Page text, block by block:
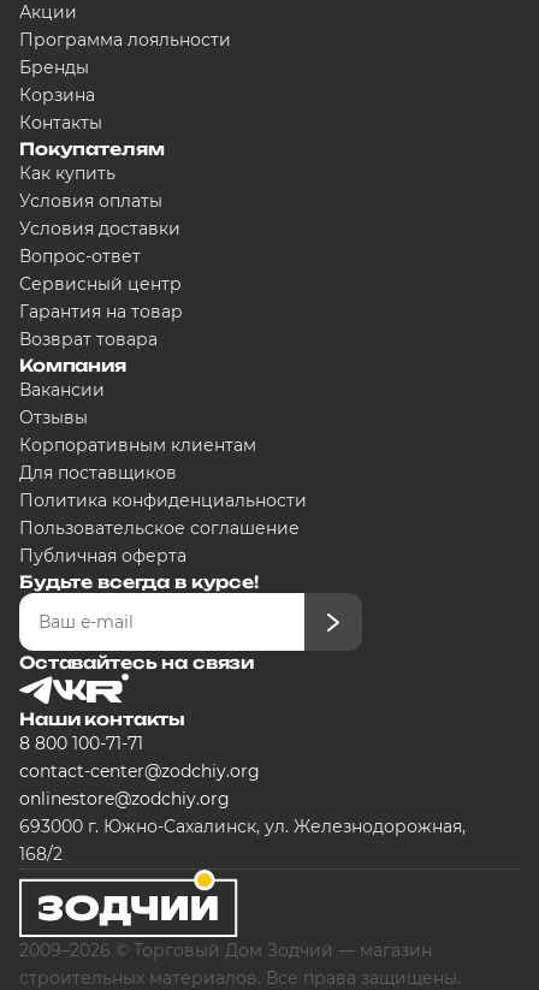
Акции
Программа лояльности
Бренды
Корзина
Контакты
Покупателям
Как купить
Условия оплаты
Условия доставки
Вопрос-ответ
Сервисный центр
Гарантия на товар
Возврат товара
Компания
Вакансии
Отзывы
Корпоративным клиентам
Для поставщиков
Политика конфиденциальности
Пользовательское соглашение
Публичная оферта
Будьте всегда в курсе!
Оставайтесь на связи
Наши контакты
8 800 100-71-71
contact-center@zodchiy.org
onlinestore@zodchiy.org
693000 г. Южно-Сахалинск, ул. Железнодорожная,
168/2
2009–2026 © Торговый Дом Зодчий — магазин
строительных материалов. Все права защищены.